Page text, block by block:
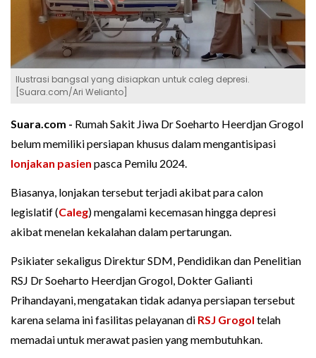
Ilustrasi bangsal yang disiapkan untuk caleg depresi.
[Suara.com/Ari Welianto]
Suara.com - Rumah Sakit Jiwa Dr Soeharto Heerdjan Grogol
belum memiliki persiapan khusus dalam mengantisipasi
lonjakan pasien pasca Pemilu 2024.
Biasanya, lonjakan tersebut terjadi akibat para calon
legislatif (Caleg) mengalami kecemasan hingga depresi
akibat menelan kekalahan dalam pertarungan.
Psikiater sekaligus Direktur SDM, Pendidikan dan Penelitian
RSJ Dr Soeharto Heerdjan Grogol, Dokter Galianti
Prihandayani, mengatakan tidak adanya persiapan tersebut
karena selama ini fasilitas pelayanan di RSJ Grogol telah
memadai untuk merawat pasien yang membutuhkan.